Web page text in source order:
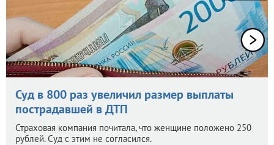
Суд в 800 раз увеличил размер выплаты
пострадавшей в ДТП
Страховая компания почитала, что женщине положено 250
рублей. Суд с этим не согласился.